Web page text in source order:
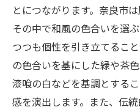
とにつながります。奈良市
その中で和風の色合いを選
つつも個性を引き立てるこ
の色合いを基にした緑や茶
漆喰の白などを基調とする
感を演出します。また、伝